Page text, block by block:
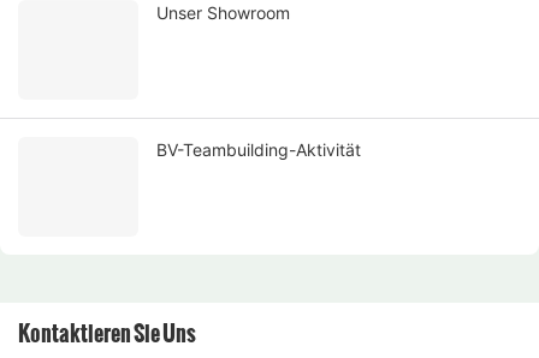
Unser Showroom
BV-Teambuilding-Aktivität
Kontaktieren Sie Uns